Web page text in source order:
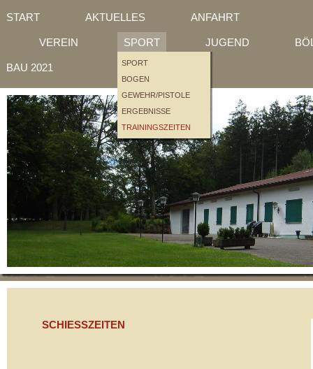
START AKTUELLES ANFAHRT
VEREIN
MITGLIEDSCHAFT
SPORT
SPORT
BOGEN
GEWEHR/PISTOLE
ERGEBNISSE
TRAININGSZEITEN
JUGEND
BAU 2021
BAU KK-HALLE
SCHIESSZEITEN